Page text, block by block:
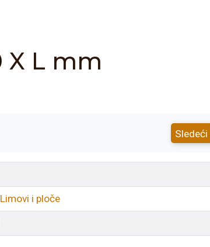
X L mm
Sledeći
i ploče